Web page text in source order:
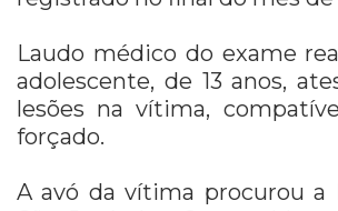
Laudo médico do exame
adolescente, de 13 anos,
lesões na vítima,
forçado.
A avó da vítima procurou a